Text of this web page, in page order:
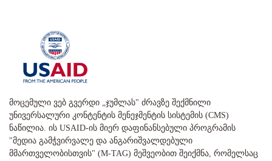
მოცემული ვებ გვერდი „ჯუმლას" ძრავზე შექმნილი
უნივერსალური კონტენტის მენეჯმენტის სისტემის (CMS)
ნაწილია. ის USAID-ის მიერ დაფინანსებული პროგრამის
"მედია გამჭვირვალე და ანგარიშვალდებული
მმართველობისთვის" (M-TAG) მეშვეობით შეიქმნა, რომელსაც